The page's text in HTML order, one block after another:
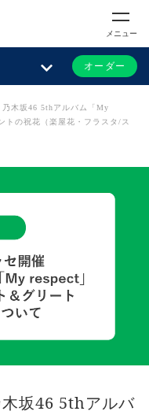
メニュー
オーダー
木坂46 5thアルバム「My
トの祝花（楽屋花・フラスタ/ス
坂46 5thアルバ